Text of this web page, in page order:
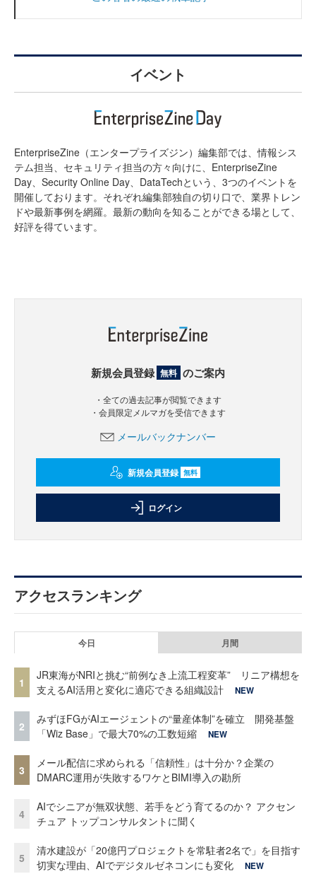
イベント
EnterpriseZine（エンタープライズジン）編集部では、情報シス
テム担当、セキュリティ担当の方々向けに、EnterpriseZine
Day、Security Online Day、DataTechという、3つのイベントを
開催しております。それぞれ編集部独自の切り口で、業界トレン
ドや最新事例を網羅。最新の動向を知ることができる場として、
好評を得ています。
新規会員登録 無料 のご案内
・全ての過去記事が閲覧できます
・会員限定メルマガを受信できます
メールバックナンバー
新規会員登録 無料
ログイン
アクセスランキング
今日 月間
1
JR東海がNRIと挑む“前例なき上流工程変革” リニア構想を
支えるAI活用と変化に適応できる組織設計
NEW
2
みずほFGがAIエージェントの“量産体制”を確立 開発基盤
「Wiz Base」で最大70%の工数短縮
NEW
3
メール配信に求められる「信頼性」は十分か？企業の
DMARC運用が失敗するワケとBIMI導入の勘所
4
AIでシニアが無双状態、若手をどう育てるのか？ アクセン
チュア トップコンサルタントに聞く
5
清水建設が「20億円プロジェクトを常駐者2名で」を目指す
切実な理由、AIでデジタルゼネコンにも変化
NEW